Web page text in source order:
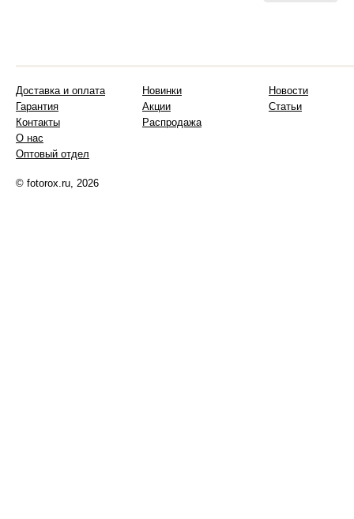
Доставка и оплата
Гарантия
Контакты
О нас
Оптовый отдел
Новинки
Акции
Распродажа
Новости
Статьи
© fotorox.ru, 2026